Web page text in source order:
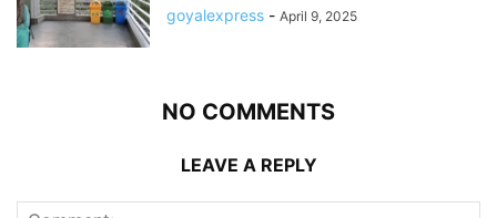
goyalexpress - April 9, 2025
NO COMMENTS
LEAVE A REPLY